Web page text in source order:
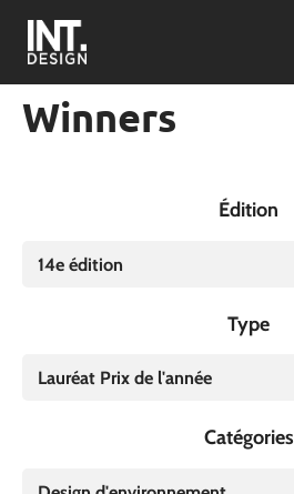
Winners
Édition
14e édition
Type
Lauréat Prix de l'année
Catégories